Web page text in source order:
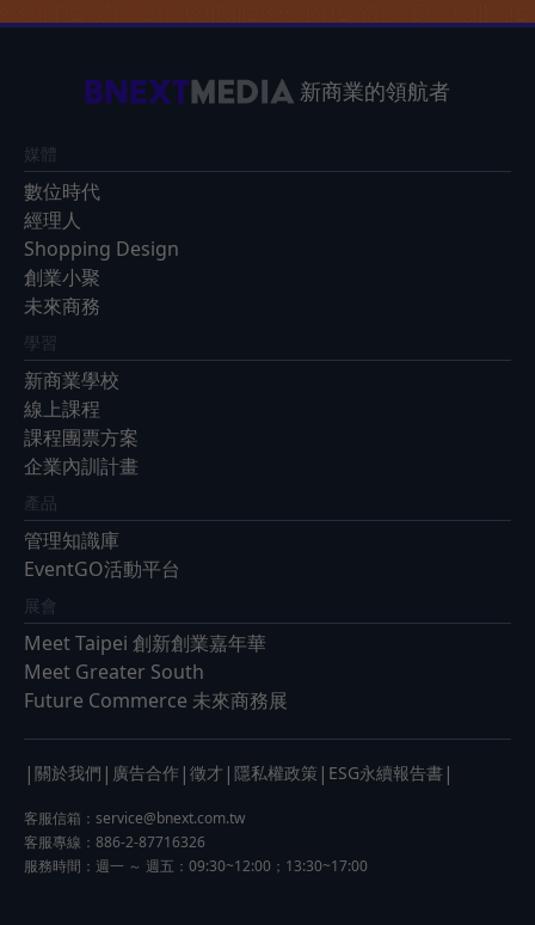
新商業的領航者
媒體
數位時代
經理人
Shopping Design
創業小聚
未來商務
學習
新商業學校
線上課程
課程團票方案
企業內訓計畫
產品
管理知識庫
EventGO活動平台
展會
Meet Taipei 創新創業嘉年華
Meet Greater South
Future Commerce 未來商務展
| 關於我們 | 廣告合作 | 徵才 | 隱私權政策 | ESG永續報告書 |
客服信箱： service@bnext.com.tw
客服專線：886-2-87716326
服務時間：週一 ～ 週五：09:30~12:00；13:30~17:00